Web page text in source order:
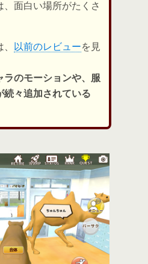
面白い場所がたくさ
以前のレビューを見
ラのモーションや、服
続々追加されている